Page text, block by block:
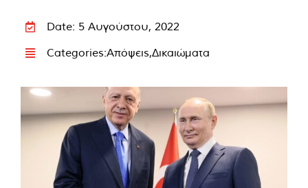
Date: 5 Αυγούστου, 2022
Categories:Απόψεις,Δικαιώματα